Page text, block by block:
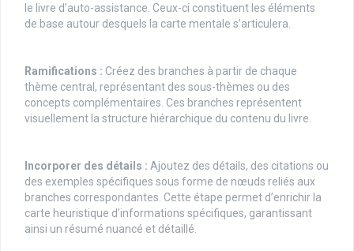
le livre d’auto-assistance. Ceux-ci constituent les éléments
de base autour desquels la carte mentale s’articulera.
Ramifications : Créez des branches à partir de chaque
thème central, représentant des sous-thèmes ou des
concepts complémentaires. Ces branches représentent
visuellement la structure hiérarchique du contenu du livre.
Incorporer des détails : Ajoutez des détails, des citations ou
des exemples spécifiques sous forme de nœuds reliés aux
branches correspondantes. Cette étape permet d’enrichir la
carte heuristique d’informations spécifiques, garantissant
ainsi un résumé nuancé et détaillé.